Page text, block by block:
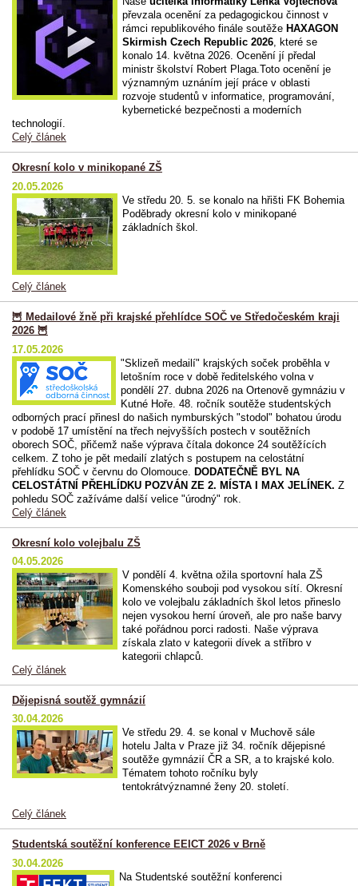
převzala ocenění za pedagogickou činnost v
rámci republikového finále soutěže HAXAGON
Skirmish Czech Republic 2026, které se
konalo 14. května 2026. Ocenění jí předal
ministr školství Robert Plaga.Toto ocenění je
významným uznáním její práce v oblasti
rozvoje studentů v informatice, programování,
kybernetické bezpečnosti a moderních
technologií.
Celý článek
Okresní kolo v minikopané ZŠ
20.05.2026
Ve středu 20. 5. se konalo na hřišti FK Bohemia
Poděbrady okresní kolo v minikopané
základních škol.
Celý článek
🦉 Medailové žně při krajské přehlídce SOČ ve Středočeském kraji
2026 🦉
17.05.2026
"Sklizeň medailí" krajských soček proběhla v
letošním roce v době ředitelského volna v
pondělí 27. dubna 2026 na Ortenově gymnáziu v
Kutné Hoře. 48. ročník soutěže studentských
odborných prací přinesl do našich nymburských "stodol" bohatou úrodu
v podobě 17 umístění na třech nejvyšších postech v soutěžních
oborech SOČ, přičemž naše výprava čítala dokonce 24 soutěžících
celkem. Z toho je pět medailí zlatých s postupem na celostátní
přehlídku SOČ v červnu do Olomouce. DODATEČNĚ BYL NA
CELOSTÁTNÍ PŘEHLÍDKU POZVÁN ZE 2. MÍSTA I MAX JELÍNEK. Z
pohledu SOČ zažíváme další velice "úrodný" rok.
Celý článek
Okresní kolo volejbalu ZŠ
04.05.2026
V pondělí 4. května ožila sportovní hala ZŠ
Komenského souboji pod vysokou sítí. Okresní
kolo ve volejbalu základních škol letos přineslo
nejen vysokou herní úroveň, ale pro naše barvy
také pořádnou porci radosti. Naše výprava
získala zlato v kategorii dívek a stříbro v
kategorii chlapců.
Celý článek
Dějepisná soutěž gymnázií
30.04.2026
Ve středu 29. 4. se konal v Muchově sále
hotelu Jalta v Praze již 34. ročník dějepisné
soutěže gymnázií ČR a SR, a to krajské kolo.
Tématem tohoto ročníku byly
tentokrátvýznamné ženy 20. století.
Celý článek
Studentská soutěžní konference EEICT 2026 v Brně
30.04.2026
Na Studentské soutěžní konferenci